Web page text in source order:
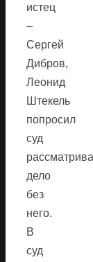
истец
–
Сергей
Дибров,
Леонид
Штекель
попросил
суд
дело
без
него.
В
суд